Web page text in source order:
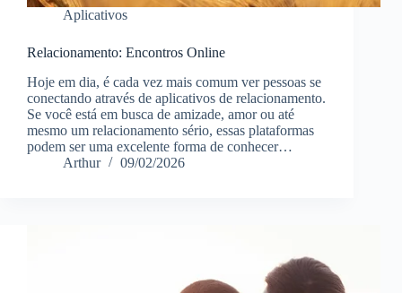
Aplicativos
Relacionamento: Encontros Online
Hoje em dia, é cada vez mais comum ver pessoas se
conectando através de aplicativos de relacionamento.
Se você está em busca de amizade, amor ou até
mesmo um relacionamento sério, essas plataformas
podem ser uma excelente forma de conhecer…
Arthur
09/02/2026